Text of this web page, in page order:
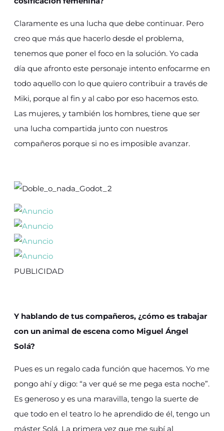
Claramente es una lucha que debe continuar. Pero
creo que más que hacerlo desde el problema,
tenemos que poner el foco en la solución. Yo cada
día que afronto este personaje intento enfocarme en
todo aquello con lo que quiero contribuir a través de
Miki, porque al fin y al cabo por eso hacemos esto.
Las mujeres, y también los hombres, tiene que ser
una lucha compartida junto con nuestros
compañeros porque si no es imposible avanzar.
PUBLICIDAD
Y hablando de tus compañeros, ¿cómo es trabajar
con un animal de escena como Miguel Ángel
Solá?
Pues es un regalo cada función que hacemos. Yo me
pongo ahí y digo: “a ver qué se me pega esta noche”.
Es generoso y es una maravilla, tengo la suerte de
que todo en el teatro lo he aprendido de él, tengo un
máster Solá. La primera vez que me subí al